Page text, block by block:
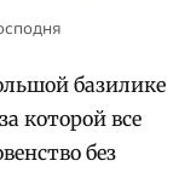
базилике
которой все
без